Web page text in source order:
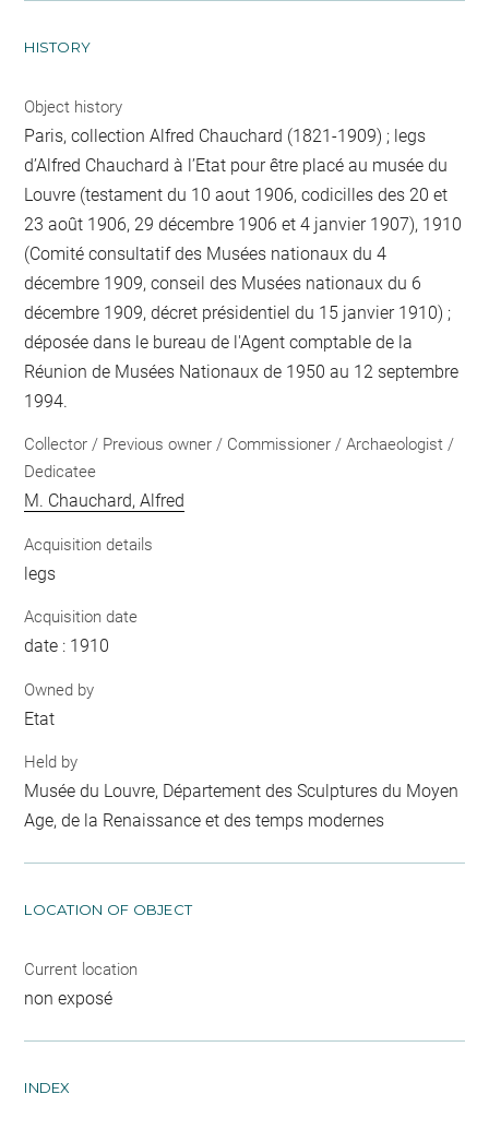
HISTORY
Object history
Paris, collection Alfred Chauchard (1821-1909) ; legs
d’Alfred Chauchard à l’Etat pour être placé au musée du
Louvre (testament du 10 aout 1906, codicilles des 20 et
23 août 1906, 29 décembre 1906 et 4 janvier 1907), 1910
(Comité consultatif des Musées nationaux du 4
décembre 1909, conseil des Musées nationaux du 6
décembre 1909, décret présidentiel du 15 janvier 1910) ;
déposée dans le bureau de l'Agent comptable de la
Réunion de Musées Nationaux de 1950 au 12 septembre
1994.
Collector / Previous owner / Commissioner / Archaeologist /
Dedicatee
M. Chauchard, Alfred
Acquisition details
legs
Acquisition date
date : 1910
Owned by
Etat
Held by
Musée du Louvre, Département des Sculptures du Moyen
Age, de la Renaissance et des temps modernes
LOCATION OF OBJECT
Current location
non exposé
INDEX